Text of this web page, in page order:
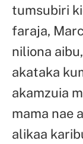
tumsubiri
faraja,
niliona
akataka
akamzuia
mama nae
alikaa